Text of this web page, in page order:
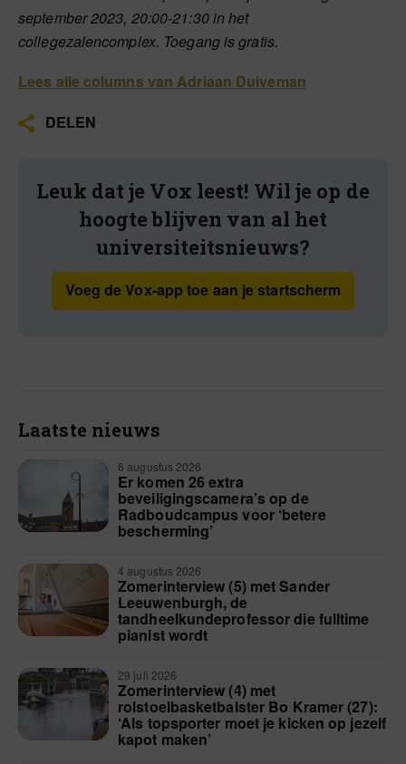
september 2023, 20:00-21:30 in het
collegezalencomplex. Toegang is gratis.
Lees alle columns van Adriaan Duiveman
DELEN
Leuk dat je Vox leest! Wil je op de
hoogte blijven van al het
universiteitsnieuws?
Voeg de Vox-app toe aan je startscherm
Laatste nieuws
6 augustus 2026
Er komen 26 extra
beveiligingscamera’s op de
Radboudcampus voor ‘betere
bescherming’
4 augustus 2026
Zomerinterview (5) met Sander
Leeuwenburgh, de
tandheelkundeprofessor die fulltime
pianist wordt
29 juli 2026
Zomerinterview (4) met
rolstoelbasketbalster Bo Kramer (27):
‘Als topsporter moet je kicken op jezelf
kapot maken’